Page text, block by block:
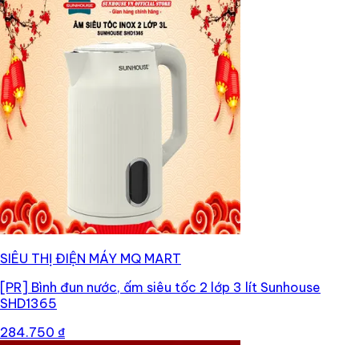
SIÊU THỊ ĐIỆN MÁY MQ MART
[PR] Bình đun nước, ấm siêu tốc 2 lớp 3 lít Sunhouse
SHD1365
284.750 ₫